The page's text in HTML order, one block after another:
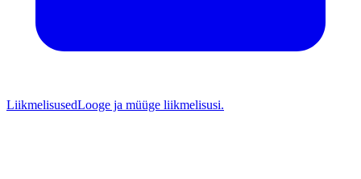
LiikmelisusedLooge ja müüge liikmelisusi.